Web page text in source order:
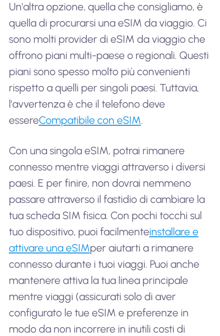
Un'altra opzione, quella che consigliamo, è
quella di procurarsi una eSIM da viaggio. Ci
sono molti provider di eSIM da viaggio che
offrono piani multi-paese o regionali. Questi
piani sono spesso molto più convenienti
rispetto a quelli per singoli paesi. Tuttavia,
l'avvertenza è che il telefono deve
essereCompatibile con eSIM.
Con una singola eSIM, potrai rimanere
connesso mentre viaggi attraverso i diversi
paesi. E per finire, non dovrai nemmeno
passare attraverso il fastidio di cambiare la
tua scheda SIM fisica. Con pochi tocchi sul
tuo dispositivo, puoi facilmenteinstallare e
attivare una eSIMper aiutarti a rimanere
connesso durante i tuoi viaggi. Puoi anche
mantenere attiva la tua linea principale
mentre viaggi (assicurati solo di aver
configurato le tue eSIM e preferenze in
modo da non incorrere in inutili costi di